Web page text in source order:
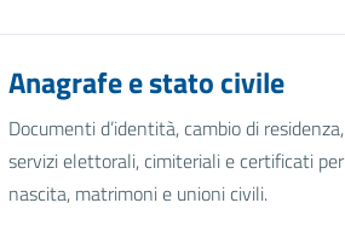
Anagrafe e stato civile
Documenti d’identità, cambio di residenza,
servizi elettorali, cimiteriali e certificati per
nascita, matrimoni e unioni civili.